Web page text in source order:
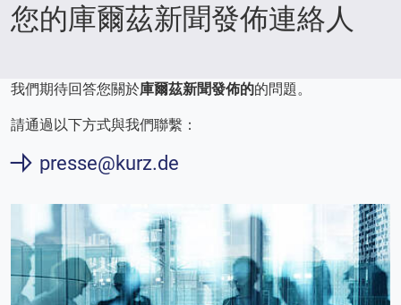
您的庫爾茲新聞發佈連絡人
我們期待回答您關於庫爾茲新聞發佈的的問題。
請通過以下方式與我們聯繫：
presse@kurz.de